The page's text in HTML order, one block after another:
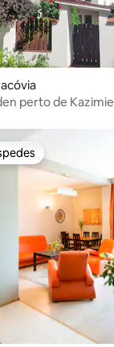
de Kazimierz,
mais apreciados